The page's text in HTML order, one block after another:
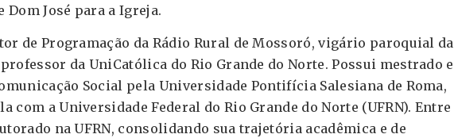
José para a Igreja.
de Programação da Rádio Rural de Mossoró, vigário paroquial da
da UniCatólica do Rio Grande do Norte. Possui mestrado e
Social pela Universidade Pontifícia Salesiana de Roma,
com a Universidade Federal do Rio Grande do Norte (UFRN). Entre
na UFRN, consolidando sua trajetória acadêmica e de